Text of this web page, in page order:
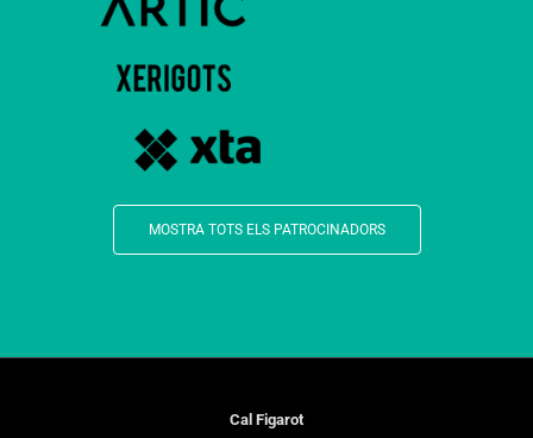
MOSTRA TOTS ELS PATROCINADORS
Cal Figarot